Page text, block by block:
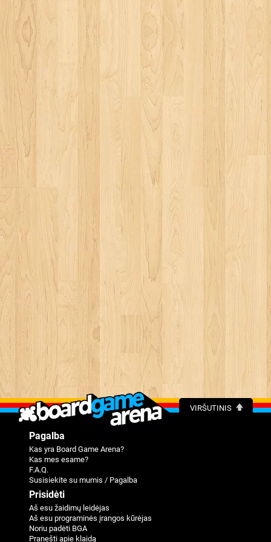
VIRŠUTINIS
Pagalba
Kas yra Board Game Arena?
Kas mes esame?
F.A.Q.
Susisiekite su mumis / Pagalba
Prisidėti
Aš esu žaidimų leidėjas
Aš esu programinės įrangos kūrėjas
Noriu padėti BGA
Pranešti apie klaidą